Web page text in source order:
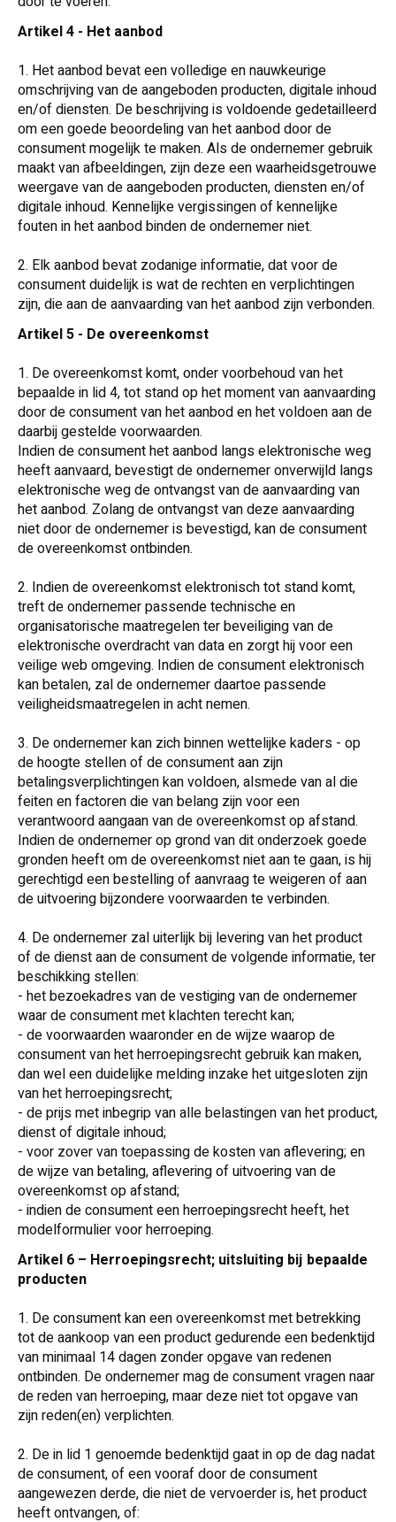
Artikel 4 - Het aanbod
1. Het aanbod bevat een volledige en nauwkeurige
omschrijving van de aangeboden producten, digitale inhoud
en/of diensten. De beschrijving is voldoende gedetailleerd
om een goede beoordeling van het aanbod door de
consument mogelijk te maken. Als de ondernemer gebruik
maakt van afbeeldingen, zijn deze een waarheidsgetrouwe
weergave van de aangeboden producten, diensten en/of
digitale inhoud. Kennelijke vergissingen of kennelijke
fouten in het aanbod binden de ondernemer niet.
2. Elk aanbod bevat zodanige informatie, dat voor de
consument duidelijk is wat de rechten en verplichtingen
zijn, die aan de aanvaarding van het aanbod zijn verbonden.
Artikel 5 - De overeenkomst
1. De overeenkomst komt, onder voorbehoud van het
bepaalde in lid 4, tot stand op het moment van aanvaarding
door de consument van het aanbod en het voldoen aan de
daarbij gestelde voorwaarden.
Indien de consument het aanbod langs elektronische weg
heeft aanvaard, bevestigt de ondernemer onverwijld langs
elektronische weg de ontvangst van de aanvaarding van
het aanbod. Zolang de ontvangst van deze aanvaarding
niet door de ondernemer is bevestigd, kan de consument
de overeenkomst ontbinden.
2. Indien de overeenkomst elektronisch tot stand komt,
treft de ondernemer passende technische en
organisatorische maatregelen ter beveiliging van de
elektronische overdracht van data en zorgt hij voor een
veilige web omgeving. Indien de consument elektronisch
kan betalen, zal de ondernemer daartoe passende
veiligheidsmaatregelen in acht nemen.
3. De ondernemer kan zich binnen wettelijke kaders - op
de hoogte stellen of de consument aan zijn
betalingsverplichtingen kan voldoen, alsmede van al die
feiten en factoren die van belang zijn voor een
verantwoord aangaan van de overeenkomst op afstand.
Indien de ondernemer op grond van dit onderzoek goede
gronden heeft om de overeenkomst niet aan te gaan, is hij
gerechtigd een bestelling of aanvraag te weigeren of aan
de uitvoering bijzondere voorwaarden te verbinden.
4. De ondernemer zal uiterlijk bij levering van het product
of de dienst aan de consument de volgende informatie, ter
beschikking stellen:
- het bezoekadres van de vestiging van de ondernemer
waar de consument met klachten terecht kan;
- de voorwaarden waaronder en de wijze waarop de
consument van het herroepingsrecht gebruik kan maken,
dan wel een duidelijke melding inzake het uitgesloten zijn
van het herroepingsrecht;
- de prijs met inbegrip van alle belastingen van het product,
dienst of digitale inhoud;
- voor zover van toepassing de kosten van aflevering; en
de wijze van betaling, aflevering of uitvoering van de
overeenkomst op afstand;
- indien de consument een herroepingsrecht heeft, het
modelformulier voor herroeping.
Artikel 6 – Herroepingsrecht; uitsluiting bij bepaalde
producten
1. De consument kan een overeenkomst met betrekking
tot de aankoop van een product gedurende een bedenktijd
van minimaal 14 dagen zonder opgave van redenen
ontbinden. De ondernemer mag de consument vragen naar
de reden van herroeping, maar deze niet tot opgave van
zijn reden(en) verplichten.
2. De in lid 1 genoemde bedenktijd gaat in op de dag nadat
de consument, of een vooraf door de consument
aangewezen derde, die niet de vervoerder is, het product
heeft ontvangen, of: